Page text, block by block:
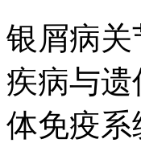
银屑病
疾病与
体免疫系